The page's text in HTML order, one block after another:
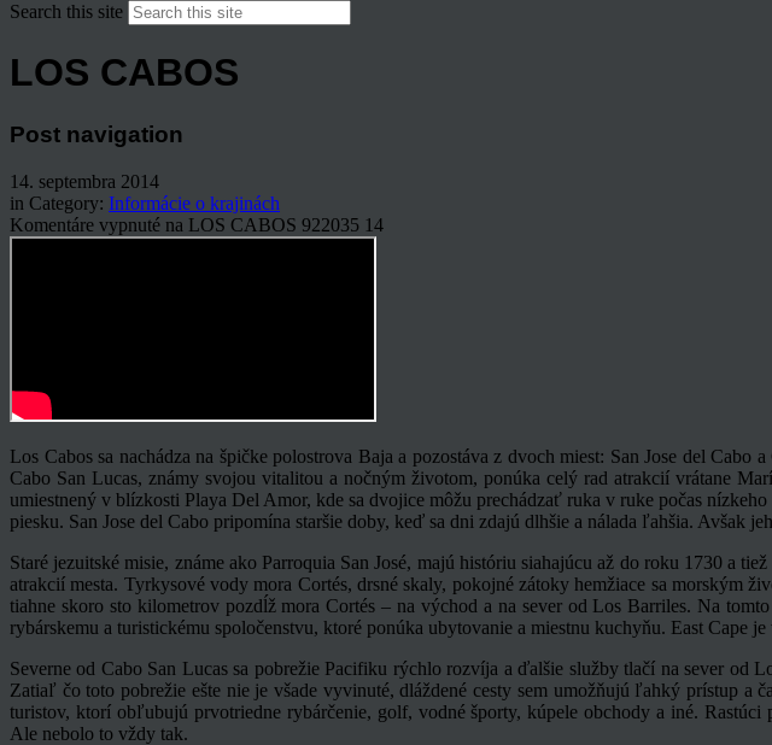
Search this site
LOS CABOS
Post navigation
14. septembra 2014
in Category: Informácie o krajinách
Komentáre vypnuté na LOS CABOS 922035 14
Los Cabos sa nachádza na špičke polostrova Baja a pozostáva z dvoch miest: San Jose del
Cabo San Lucas, známy svojou vitalitou a nočným životom, ponúka celý rad atrakcií vrátane
umiestnený v blízkosti Playa Del Amor, kde sa dvojice môžu prechádzať ruka v ruke počas
piesku. San Jose del Cabo pripomína staršie doby, keď sa dni zdajú dlhšie a nálada ľahšia. Avšak
Staré jezuitské misie, známe ako Parroquia San José, majú históriu siahajúcu až do roku 1730 a
atrakcií mesta. Tyrkysové vody mora Cortés, drsné skaly, pokojné zátoky hemžiace sa morským
tiahne skoro sto kilometrov pozdĺž mora Cortés – na východ a na sever od Los Barriles. Na
rybárskemu a turistickému spoločenstvu, ktoré ponúka ubytovanie a miestnu kuchyňu. East Cape
Severne od Cabo San Lucas sa pobrežie Pacifiku rýchlo rozvíja a ďalšie služby tlačí na sever od
Zatiaľ čo toto pobrežie ešte nie je všade vyvinuté, dláždené cesty sem umožňujú ľahký prístup
turistov, ktorí obľubujú prvotriedne rybárčenie, golf, vodné športy, kúpele obchody a iné.
Ale nebolo to vždy tak.